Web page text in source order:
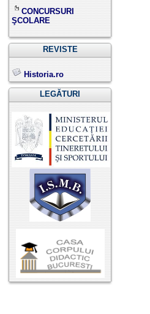
CONCURSURI
ŞCOLARE
REVISTE
Historia.ro
LEGĂTURI